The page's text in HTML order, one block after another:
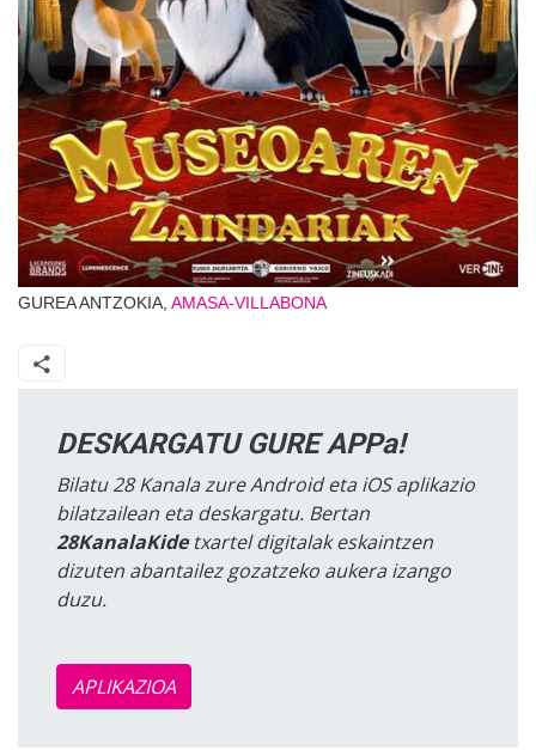
GUREA ANTZOKIA, AMASA-VILLABONA
DESKARGATU GURE APPa!
Bilatu 28 Kanala zure Android eta iOS aplikazio
bilatzailean eta deskargatu. Bertan
28KanalaKidetxartel digitalak eskaintzen
dizuten abantailez gozatzeko aukera izango
duzu.
APLIKAZIOA